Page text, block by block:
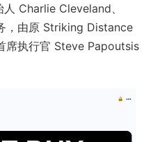
Charlie Cleveland、
，由原 Striking Distance
席执行官 Steve Papoutsis